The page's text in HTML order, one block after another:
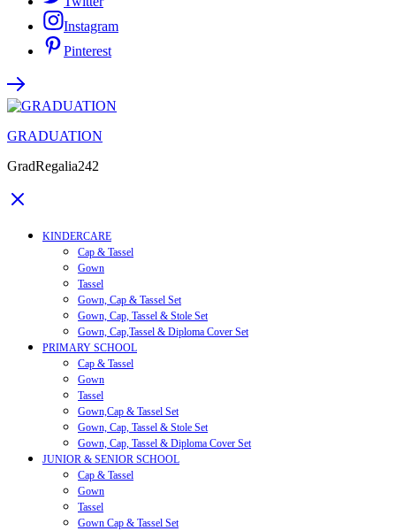
Instagram
Pinterest
GRADUATION
GradRegalia242
KINDERCARE
Cap & Tassel
Gown
Tassel
Gown, Cap & Tassel Set
Gown, Cap, Tassel & Stole Set
Gown, Cap,Tassel & Diploma Cover Set
PRIMARY SCHOOL
Cap & Tassel
Gown
Tassel
Gown,Cap & Tassel Set
Gown, Cap, Tassel & Stole Set
Gown, Cap, Tassel & Diploma Cover Set
JUNIOR & SENIOR SCHOOL
Cap & Tassel
Gown
Tassel
Gown Cap & Tassel Set